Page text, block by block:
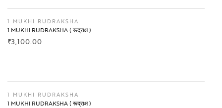
1 MUKHI RUDRAKSHA
1 MUKHI RUDRAKSHA ( रूद्राक्ष )
₹3,100.00
1 MUKHI RUDRAKSHA
1 MUKHI RUDRAKSHA ( रूद्राक्ष )